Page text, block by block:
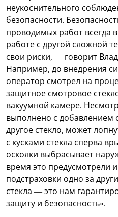
неукоснительного
безопасности.
проводимых работ всегда
работе с другой сложной
свои риски, — говорит
Например, до внедрения
оператор смотрел на
защитное смотровое
вакуумной камере.
выполнено с добавлением
другое стекло, может
с кусками стекла сперва
осколки выбрасывает
время это предусмотрели
подстраховки одно за
стекла — это нам
защиту и безопасность».